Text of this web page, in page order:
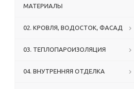
МАТЕРИАЛЫ
02. КРОВЛЯ, ВОДОСТОК, ФАСАД
03. ТЕПЛОПАРОИЗОЛЯЦИЯ
04. ВНУТРЕННЯЯ ОТДЕЛКА